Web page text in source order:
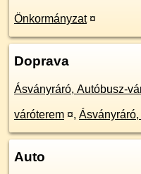
Önkormányzat ¤
Doprava
Ásványráró, Autóbusz-
váróterem ¤,
Auto